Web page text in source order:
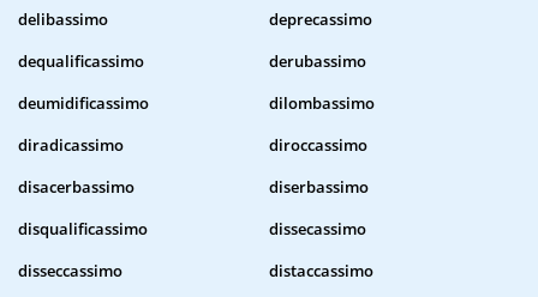
delibassimo
deprecassimo
dequalificassimo
derubassimo
deumidificassimo
dilombassimo
diradicassimo
diroccassimo
disacerbassimo
diserbassimo
disqualificassimo
dissecassimo
disseccassimo
distaccassimo